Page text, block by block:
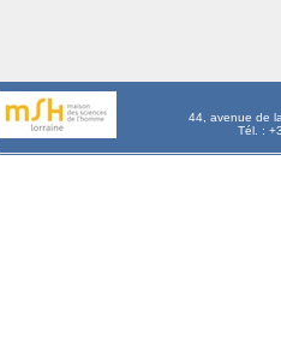
44, avenue de
Tél. :